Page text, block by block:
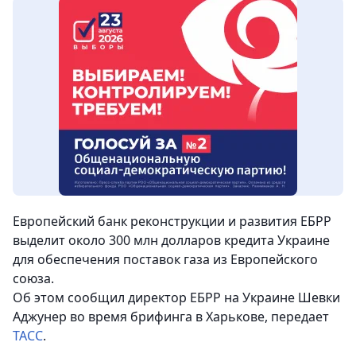
Европейский банк реконструкции и развития ЕБРР
выделит около 300 млн долларов кредита Украине
для обеспечения поставок газа из Европейского
союза.
Об этом сообщил директор ЕБРР на Украине Шевки
Аджунер во время брифинга в Харькове, передает
ТАСС.